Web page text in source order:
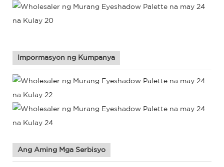
Impormasyon ng Kumpanya
Ang Aming Mga Serbisyo